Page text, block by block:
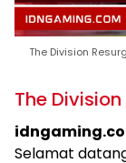
The Division
The
Selamat